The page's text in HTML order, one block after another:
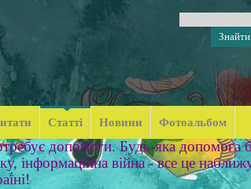
Статті Новини Фотоальбом
допомоги. Будь-яка допомога
інформаційна війна - все це